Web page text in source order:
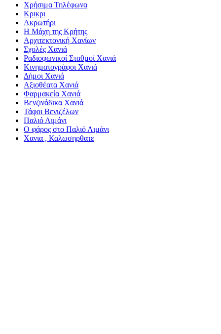
Χρήσιμα Τηλέφωνα
Κρικρι
Ακρωτήρι
Η Μάχη της Κρήτης
Αρχιτεκτονική Χανίων
Σχολές Χανιά
Ραδιοφωνικοί Σταθμοί Χανιά
Κινηματογράφοι Χανιά
Δήμοι Χανιά
Αξιοθέατα Χανιά
Φαρμακεία Χανιά
Βενζινάδικα Χανιά
Τάφοι Βενιζέλων
Παλιό Λιμάνι
Ο φάρος στο Παλιό Λιμάνι
Χανια , Καλωσηρθατε